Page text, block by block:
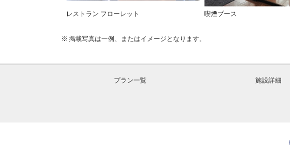
レストラン フローレット 喫煙ブース
掲載写真は一例、またはイメージとなります。
プラン一覧 施設詳細